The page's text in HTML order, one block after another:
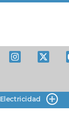
Electricidad